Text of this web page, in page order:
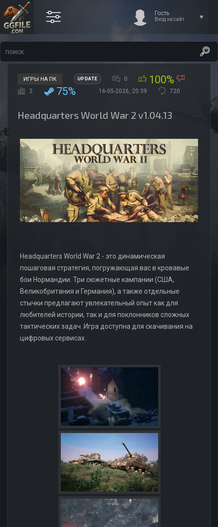
Гость
Вход на сайт
ИГРЫ НА ПК UPDATE 0 100%
2 75% 16-05-2026, 20:39 720
Headquarters World War 2 v1.04.13
Headquarters World War 2 - это динамическая
пошаговая стратегия, погружающая вас в кровавые
бои Нормандии. Три сюжетные кампании (США,
Великобритания и Германия), а также отдельные
стычки предлагают увлекательный опыт как для
любителей истории, так и для поклонников сложных
тактических задач. Игра доступна для скачивания на
цифровых сервисах.